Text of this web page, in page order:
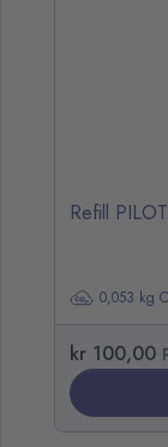
Refill
0,053 kg
kr 100,00